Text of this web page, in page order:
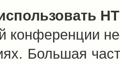
конференции
Большая